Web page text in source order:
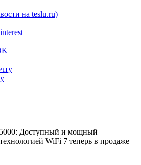
Доступный и мощный
WiFi 7 теперь в продаже